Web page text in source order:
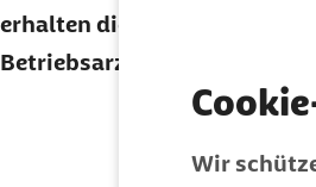
Wir
erhalten die Betroffenen
Betriebsarzt weitere
Möchten Sie
Hier geht's